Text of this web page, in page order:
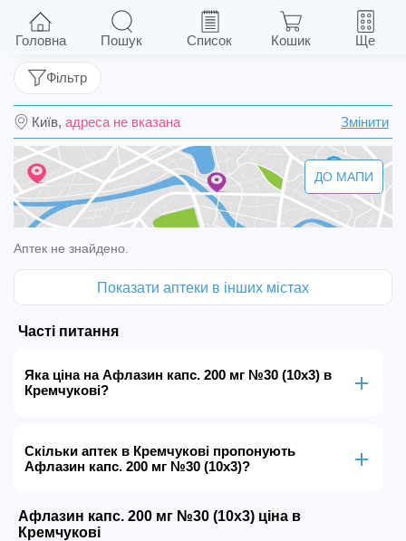
Афлазин капс. 200 мг №30 (10х3)
Київ, адреса не вказана Змінити
Фільтр
ДО МАПИ
Аптек не знайдено.
Показати аптеки в інших містах
Часті питання
Яка ціна на Афлазин капс. 200 мг №30 (10х3) в
Кремчукові?
Скільки аптек в Кремчукові пропонують
Афлазин капс. 200 мг №30 (10х3)?
Афлазин капс. 200 мг №30 (10х3) ціна в
Кремчукові
Головна Пошук Список Кошик Ще